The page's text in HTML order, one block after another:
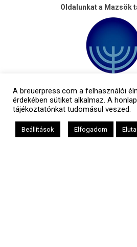
Oldalunkat a Mazsök
A breuerpress.com a felhasználói
érdekében sütiket alkalmaz. A
tájékoztatónkat tudomásul veszed.
Beállítások Elfogadom